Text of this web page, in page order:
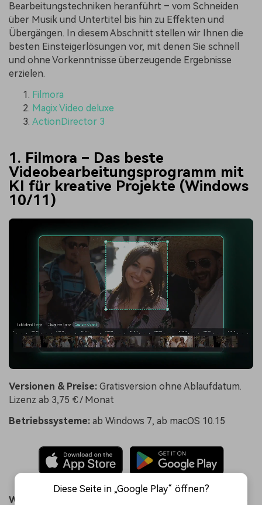
Bearbeitungstechniken heranführt – vom Schneiden
über Musik und Untertitel bis hin zu Effekten und
Übergängen. In diesem Abschnitt stellen wir Ihnen die
besten Einsteigerlösungen vor, mit denen Sie schnell
und ohne Vorkenntnisse überzeugende Ergebnisse
erzielen.
Filmora
Magix Video deluxe
ActionDirector 3
1. Filmora – Das beste
Videobearbeitungsprogramm mit
KI für kreative Projekte (Windows
10/11)
Versionen & Preise: Gratisversion ohne Ablaufdatum.
Lizenz ab 3,75 € / Monat
Betriebssysteme: ab Windows 7, ab macOS 10.15
Warum Filmora auf Platz 1 landet:
Diese Seite in „Google Play“ öffnen?